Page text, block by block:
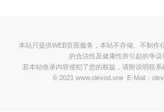
本站只提供WEB页面服务，本站不存储、不制作
的合法性及健康性所引起的争议
若本站收录内容侵犯了您的权益，请附说明联系
© 2021 www.olevod.one E-Mail：